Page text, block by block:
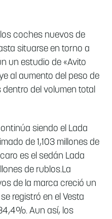
coches nuevos de
situarse en torno a
un estudio de «Avito
al aumento del peso de
del volumen total
siendo el Lada
de 1,103 millones de
es el sedán Lada
de rublos.La
de la marca creció un
registró en el Vesta
Aun así, los